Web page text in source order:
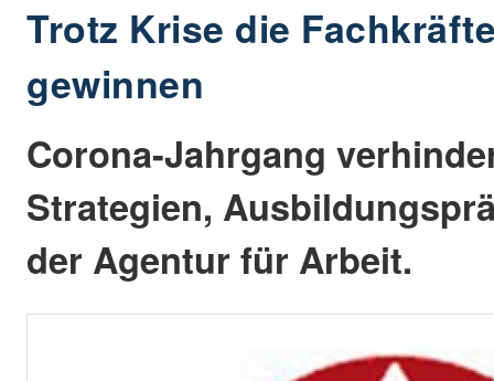
Trotz Krise die
gewinnen
Corona-Jahrgang
Strategien,
der Agentur für Arbeit.